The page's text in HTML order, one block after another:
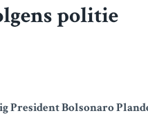
politie
President Bolsonaro